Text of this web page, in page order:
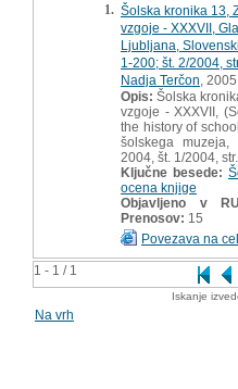
1 - 1 / 1
1. Šolska kronika 13,
vzgoje - XXXVII,
Ljubljana,
1-200; št. 2/2004,
Nadja Terčon ,
Opis: Šolska
vzgoje - XXXVII,
the history of
šolskega muzeja,
2004, št. 1/2004,
Ključne besede:
ocena knjige
Objavljeno v
Prenosov: 15
Povezava na
Iskanje
Na vrh